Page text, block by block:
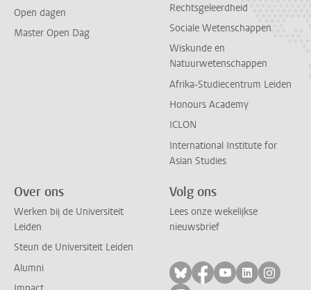
Open dagen
Master Open Dag
Rechtsgeleerdheid
Sociale Wetenschappen
Wiskunde en
Natuurwetenschappen
Afrika-Studiecentrum Leiden
Honours Academy
ICLON
International Institute for
Asian Studies
Over ons
Werken bij de Universiteit
Leiden
Steun de Universiteit Leiden
Alumni
Volg ons
Lees onze wekelijkse
nieuwsbrief
Volg ons op bluesky
Volg ons op
Volg ons op
Volg ons
Volg